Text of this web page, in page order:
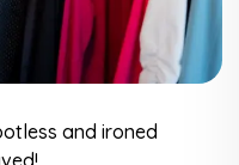
and ironed